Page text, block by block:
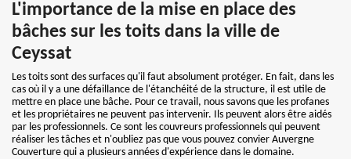
L'importance de la mise en place des
bâches sur les toits dans la ville de
Ceyssat
Les toits sont des surfaces qu'il faut absolument protéger. En fait, dans les
cas où il y a une défaillance de l'étanchéité de la structure, il est utile de
mettre en place une bâche. Pour ce travail, nous savons que les profanes
et les propriétaires ne peuvent pas intervenir. Ils peuvent alors être aidés
par les professionnels. Ce sont les couvreurs professionnels qui peuvent
réaliser les tâches et n'oubliez pas que vous pouvez convier Auvergne
Couverture qui a plusieurs années d'expérience dans le domaine.